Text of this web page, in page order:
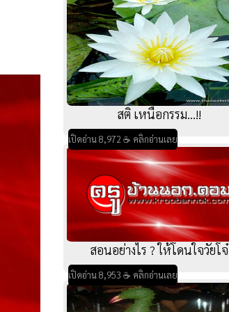
สติ เหนือกรรม...!!
เปิดอ่าน 8,972 ☕ คลิกอ่านเลย
สอนอย่างไร ? ให้โดนใจวัยโจ๋
เปิดอ่าน 8,953 ☕ คลิกอ่านเลย